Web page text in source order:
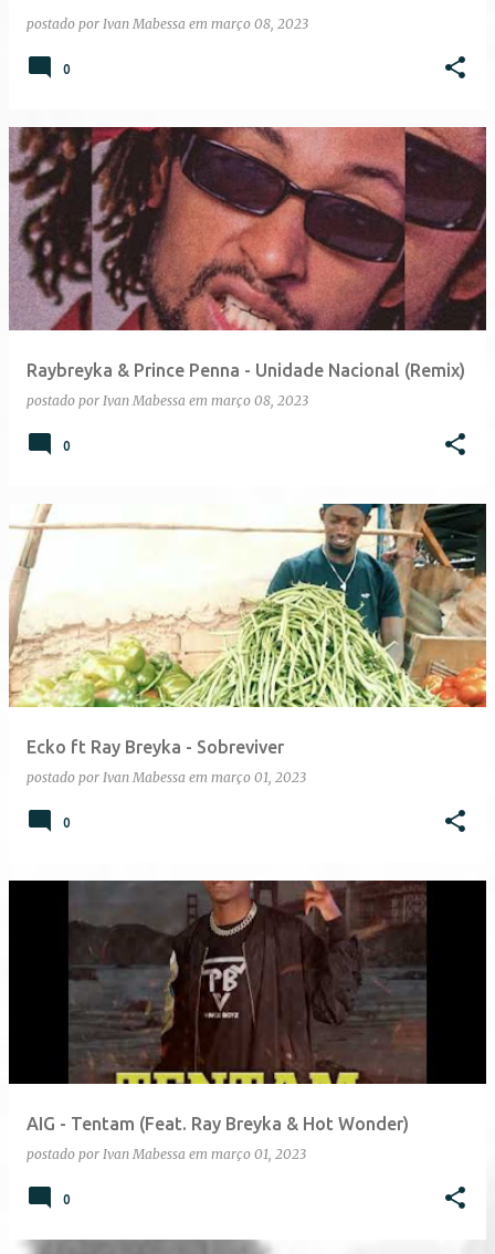
postado por Ivan Mabessa em março 08, 2023
0
Raybreyka & Prince Penna - Unidade Nacional (Remix)
postado por Ivan Mabessa em março 08, 2023
0
Ecko ft Ray Breyka - Sobreviver
postado por Ivan Mabessa em março 01, 2023
0
AIG - Tentam (Feat. Ray Breyka & Hot Wonder)
postado por Ivan Mabessa em março 01, 2023
0